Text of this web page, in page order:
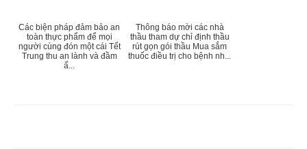
Các biện pháp đảm bảo an
toàn thực phẩm để mọi
người cùng đón một cái Tết
Trung thu an lành và đầm
ấ...
Thông báo mời các nhà
thầu tham dự chỉ định thầu
rút gọn gói thầu Mua sắm
thuốc điều trị cho bệnh nh...